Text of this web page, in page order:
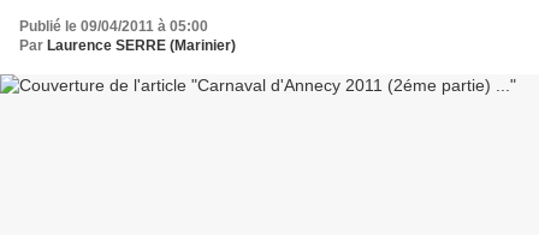
Publié le 09/04/2011 à 05:00
Par Laurence SERRE (Marinier)